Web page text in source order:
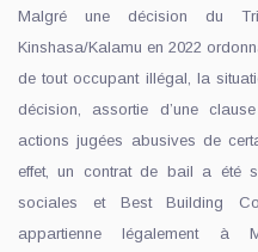
Malgré une décision du
Kinshasa/Kalamu en 2022
de tout occupant illégal, la
décision, assortie d’une
actions jugées abusives de
effet, un contrat de bail a été
sociales et Best Building
appartienne légalement à